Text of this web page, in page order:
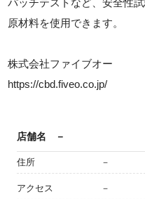
パッチテストなど、安全性
原材料を使用できます。
株式会社ファイブオー
https://cbd.fiveo.co.jp/
店舗名 －
住所 －
アクセス －